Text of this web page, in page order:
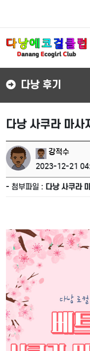
다낭 후기
다낭 사쿠라 마사
강적수
2023-12-21
- 첨부파일 : 다낭 사쿠라